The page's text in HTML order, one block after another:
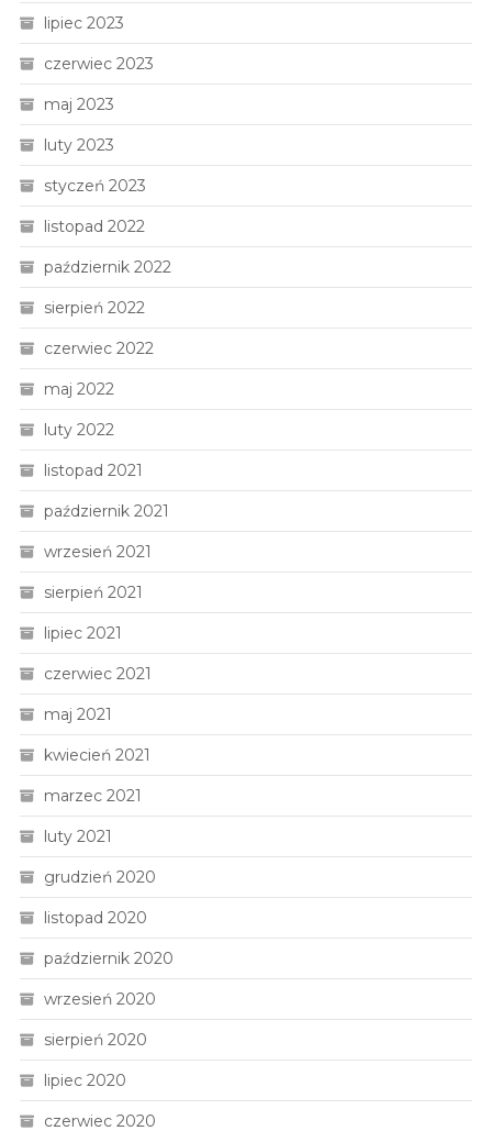
lipiec 2023
czerwiec 2023
maj 2023
luty 2023
styczeń 2023
listopad 2022
październik 2022
sierpień 2022
czerwiec 2022
maj 2022
luty 2022
listopad 2021
październik 2021
wrzesień 2021
sierpień 2021
lipiec 2021
czerwiec 2021
maj 2021
kwiecień 2021
marzec 2021
luty 2021
grudzień 2020
listopad 2020
październik 2020
wrzesień 2020
sierpień 2020
lipiec 2020
czerwiec 2020